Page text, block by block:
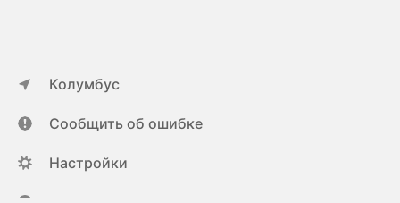
Колумбус
Сообщить об ошибке
Настройки